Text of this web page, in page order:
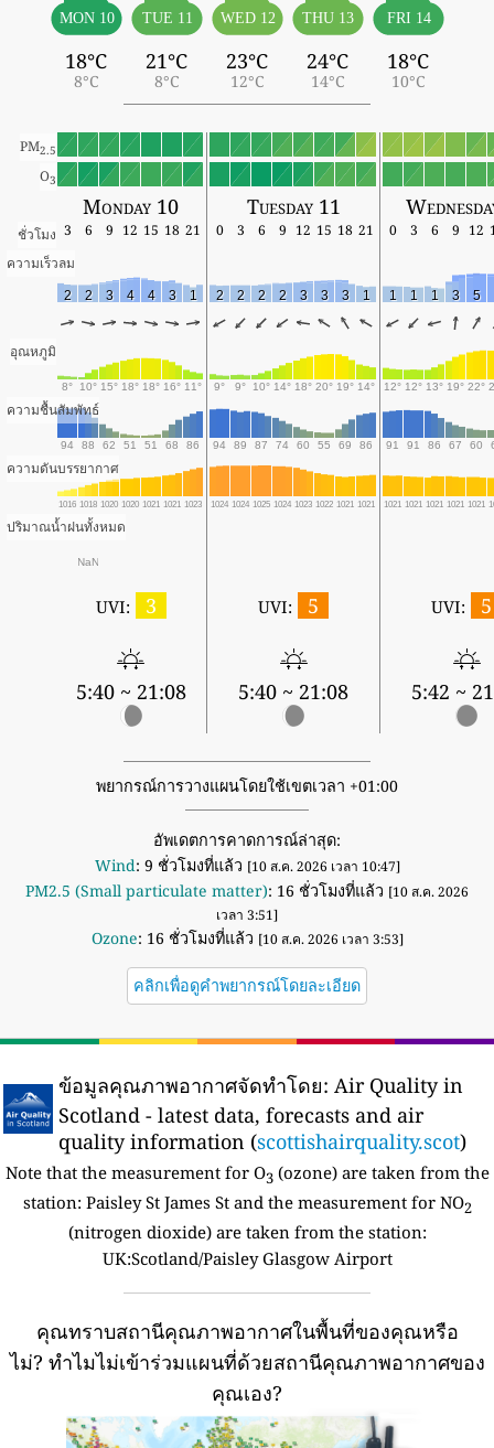
MON 10
18°C
8°C
TUE 11
21°C
8°C
WED 12
23°C
12°C
THU 13
24°C
14°C
FRI 14
18°C
10°C
PM2.5
O3
Monday 10 Tuesday 11
ชั่วโมง 3 6 9 12 15 18 21 0 3 6 9 12 15 18 21 0 3 6 9 12
ความเร็วลม
2 2 3 4 4 3 1 2 2 2 2 3 3 3 1 1 1 1 3 5
อุณหภูมิ
8° 10° 15° 18° 18° 16° 11° 9° 9° 10° 14° 18° 20° 19° 14° 12° 12° 13° 19° 22°
ความชื้นสัมพัทธ์
94 88 62 51 51 68 86 94 89 87 74 60 55 69 86 91 91 86 67 60
ความดันบรรยากาศ
1016 1018 1020 1020 1021 1021 1023 1024 1024 1025 1024 1023 1022 1021 1021 1021 1021 1021 1021 1021
ปริมาณน้ำฝนทั้งหมด
NaN
UVI: 3
5:40 ~ 21:08
UVI: 5
5:40 ~ 21:08
UVI: 5
5:42 ~
พยากรณ์การวางแผนโดยใช้เขตเวลา +01:00
อัพเดตการคาดการณ์ล่าสุด:
Wind: 9 ชั่วโมงที่แล้ว [10 ส.ค. 2026 เวลา 10:47]
PM2.5 (Small particulate matter): 16 ชั่วโมงที่แล้ว [10 ส.ค. 2026
เวลา 3:51]
Ozone: 16 ชั่วโมงที่แล้ว [10 ส.ค. 2026 เวลา 3:53]
คลิกเพื่อดูคำพยากรณ์โดยละเอียด
ข้อมูลคุณภาพอากาศจัดทำโดย: Air Quality in
Scotland - latest data, forecasts and air
quality information (scottishairquality.scot)
Note that the measurement for O3(ozone) are taken from the
station: Paisley St James St and the measurement for NO2
(nitrogen dioxide) are taken from the station:
UK:Scotland/Paisley Glasgow Airport
คุณทราบสถานีคุณภาพอากาศในพื้นที่ของคุณหรือ
ไม่? ทำไมไม่เข้าร่วมแผนที่ด้วยสถานีคุณภาพอากาศของ
คุณเอง?